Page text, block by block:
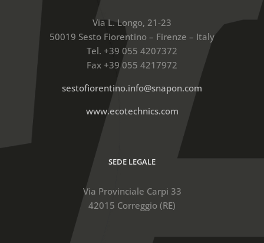
Via L. Longo, 21-23
50019 Sesto Fiorentino – Firenze – Italy
Tel. +39 055 4207372
Fax +39 055 4217972
sestofiorentino.info@snapon.com
www.ecotechnics.com
SEDE LEGALE
Via Provinciale Carpi 33
42015 Correggio (RE)